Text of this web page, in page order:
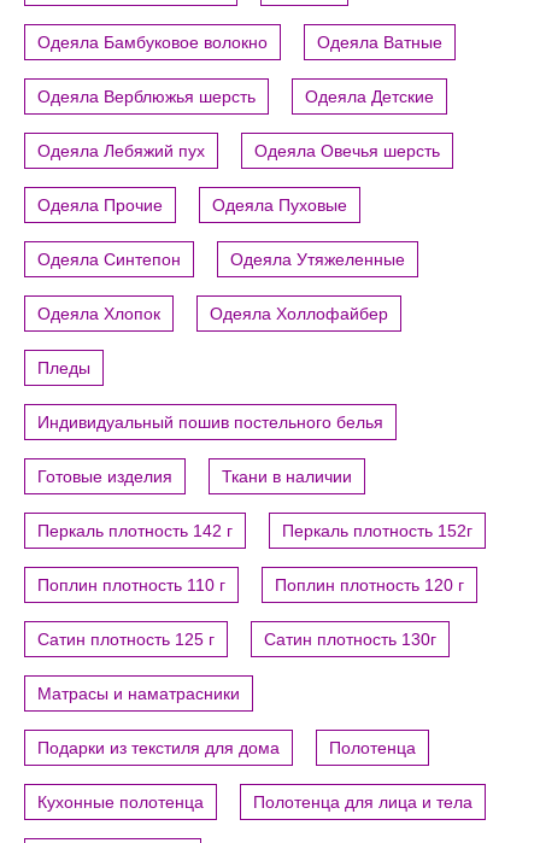
Одеяла Бамбуковое волокно Одеяла Ватные
Одеяла Верблюжья шерсть Одеяла Детские
Одеяла Лебяжий пух Одеяла Овечья шерсть
Одеяла Прочие Одеяла Пуховые
Одеяла Синтепон Одеяла Утяжеленные
Одеяла Хлопок Одеяла Холлофайбер
Пледы
Индивидуальный пошив постельного белья
Готовые изделия Ткани в наличии
Перкаль плотность 142 г Перкаль плотность 152г
Поплин плотность 110 г Поплин плотность 120 г
Сатин плотность 125 г Сатин плотность 130г
Матрасы и наматрасники
Подарки из текстиля для дома Полотенца
Кухонные полотенца Полотенца для лица и тела